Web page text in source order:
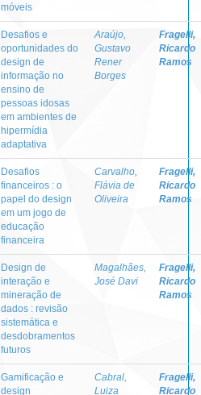
móveis
Desafios e
oportunidades do
design de
informação no
ensino de
pessoas idosas
em ambientes de
hipermídia
adaptativa
Araújo,
Gustavo
Rener
Borges
Fragelli,
Ricardo
Ramos
Desafios
financeiros : o
papel do design
em um jogo de
educação
financeira
Carvalho,
Flávia de
Oliveira
Fragelli,
Ricardo
Ramos
Design de
interação e
mineração de
dados : revisão
sistemática e
desdobramentos
futuros
Magalhães,
José Davi
Fragelli,
Ricardo
Ramos
Gamificação e
design
Cabral,
Luiza
Fragelli,
Ricardo